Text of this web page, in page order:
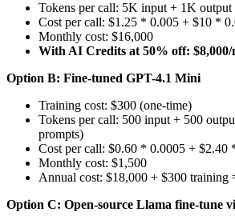
Tokens per call: 5K input + 1K output
Cost per call: $1.25 * 0.005 + $10 *
Monthly cost: $16,000
With AI Credits at 50% off: $8,000/
Option B: Fine-tuned GPT-4.1 Mini
Training cost: $300 (one-time)
Tokens per call: 500 input + 500
prompts)
Cost per call: $0.60 * 0.0005 + $2.40
Monthly cost: $1,500
Annual cost: $18,000 + $300 training
Option C: Open-source Llama fine-tune